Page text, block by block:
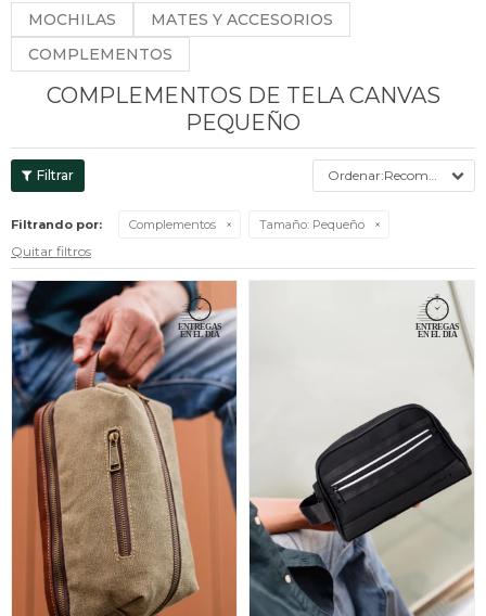
MOCHILAS
MATES Y ACCESORIOS
COMPLEMENTOS
COMPLEMENTOS DE TELA CANVAS
PEQUEÑO
Recomendados
Filtrando por: Complementos Tamaño: Pequeño
Quitar filtros